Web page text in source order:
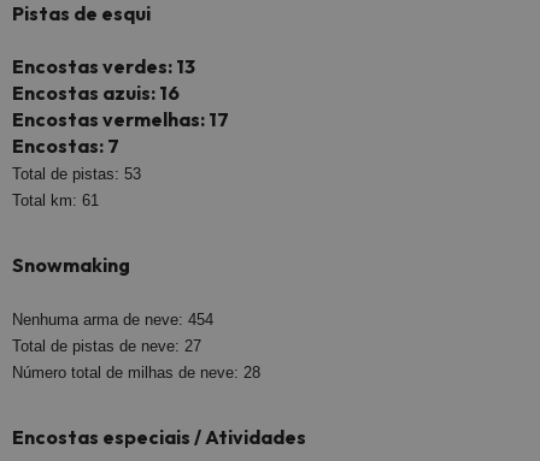
Pistas de esqui
Encostas verdes: 13
Encostas azuis: 16
Encostas vermelhas: 17
Encostas: 7
Total de pistas: 53
Total km: 61
Snowmaking
Nenhuma arma de neve: 454
Total de pistas de neve: 27
Número total de milhas de neve: 28
Encostas especiais / Atividades